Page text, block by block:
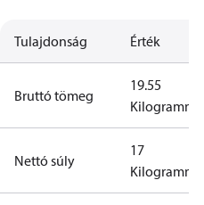
Tulajdonság Érték
Bruttó tömeg
19.55
Kilogramm
Nettó súly
17
Kilogramm